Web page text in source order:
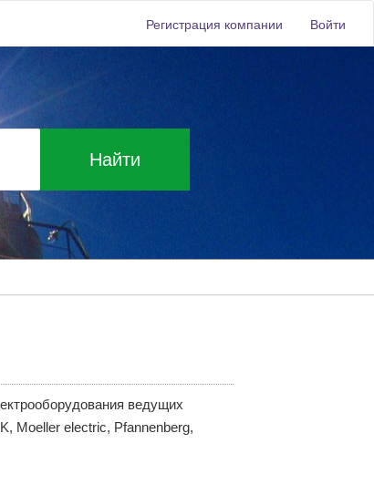
Регистрация компании Войти
Найти
ведущих
Moeller electric, Pfannenberg,